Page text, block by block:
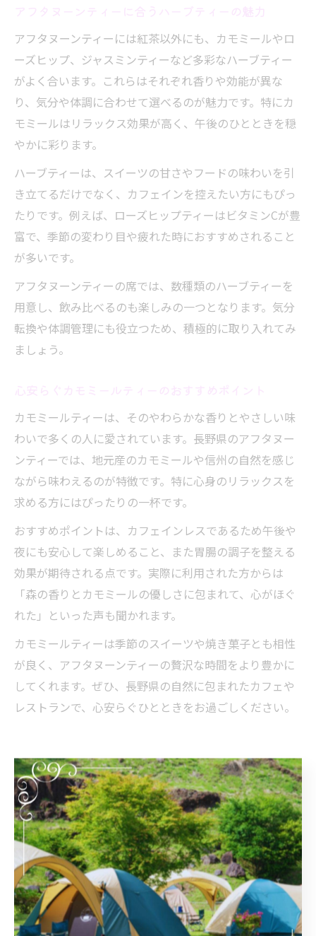
アフタヌーンティーには紅茶以外にも、カモミールやロ
ーズヒップ、ジャスミンティーなど多彩なハーブティー
がよく合います。これらはそれぞれ香りや効能が異な
り、気分や体調に合わせて選べるのが魅力です。特にカ
モミールはリラックス効果が高く、午後のひとときを穏
やかに彩ります。
ハーブティーは、スイーツの甘さやフードの味わいを引
き立てるだけでなく、カフェインを控えたい方にもぴっ
たりです。例えば、ローズヒップティーはビタミンCが豊
富で、季節の変わり目や疲れた時におすすめされること
が多いです。
アフタヌーンティーの席では、数種類のハーブティーを
用意し、飲み比べるのも楽しみの一つとなります。気分
転換や体調管理にも役立つため、積極的に取り入れてみ
ましょう。
カモミールティーは、そのやわらかな香りとやさしい味
わいで多くの人に愛されています。長野県のアフタヌー
ンティーでは、地元産のカモミールや信州の自然を感じ
ながら味わえるのが特徴です。特に心身のリラックスを
求める方にはぴったりの一杯です。
おすすめポイントは、カフェインレスであるため午後や
夜にも安心して楽しめること、また胃腸の調子を整える
効果が期待される点です。実際に利用された方からは
「森の香りとカモミールの優しさに包まれて、心がほぐ
れた」といった声も聞かれます。
カモミールティーは季節のスイーツや焼き菓子とも相性
が良く、アフタヌーンティーの贅沢な時間をより豊かに
してくれます。ぜひ、長野県の自然に包まれたカフェや
レストランで、心安らぐひとときをお過ごしください。
地元食材とともに味わうアフタヌ
ーンティーの魅力
地元食材を活かしたアフタヌーンティーの楽しみ
長野県でのアフタヌーンティーは、地元の新鮮な食材を
活かしたメニューが特徴です。特に、信州産の野菜や果
物をふんだんに取り入れることで、季節ごとの味わいが